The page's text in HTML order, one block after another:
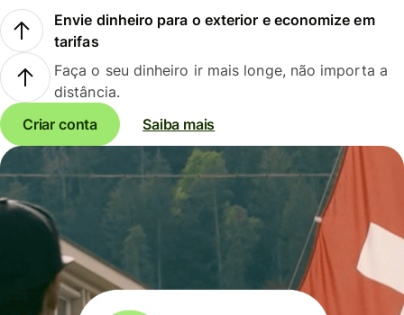
Envie dinheiro para o exterior e economize em
tarifas
Faça o seu dinheiro ir mais longe, não importa a
distância.
Criar conta
Saiba mais